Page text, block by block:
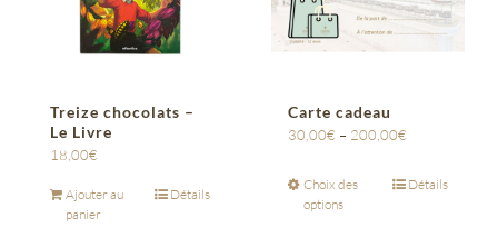
Treize chocolats –
Le Livre
18,00€
Ajouter au
panier
Détails
Carte cadeau
30,00€ – 200,00€
Choix des
options
Détails